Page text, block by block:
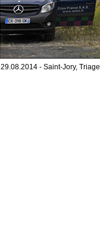
29.08.2014 - Saint-Jory,